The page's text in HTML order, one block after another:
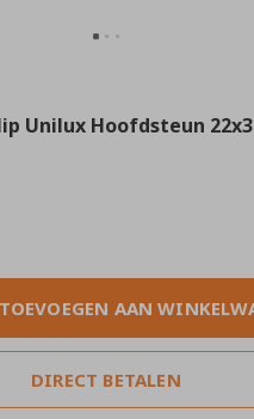
Unilux Hoofdsteun
TOEVOEGEN AAN
DIRECT BETALEN